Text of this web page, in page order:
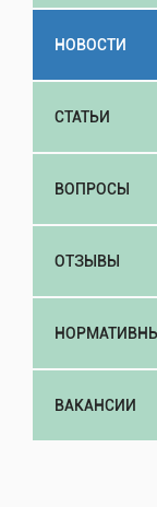
НОВОСТИ
СТАТЬИ
ВОПРОСЫ
ОТЗЫВЫ
ВАКАНСИИ